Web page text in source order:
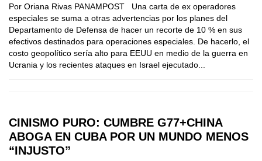
Por Oriana Rivas PANAMPOST Una carta de ex operadores
especiales se suma a otras advertencias por los planes del
Departamento de Defensa de hacer un recorte de 10 % en sus
efectivos destinados para operaciones especiales. De hacerlo, el
costo geopolítico sería alto para EEUU en medio de la guerra en
Ucrania y los recientes ataques en Israel ejecutado...
CINISMO PURO: CUMBRE G77+CHINA
ABOGA EN CUBA POR UN MUNDO MENOS
“INJUSTO”